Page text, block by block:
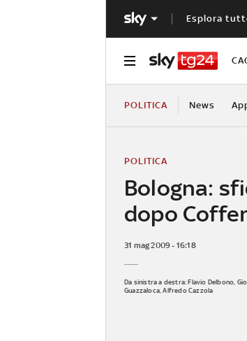
Esplora
POLITICA News
Bologna:
dopo
POLITICA
31 mag 2009 - 16:18
Da sinistra a destra: Flavio Delbono,
Guazzaloca, Alfredo Cazzola